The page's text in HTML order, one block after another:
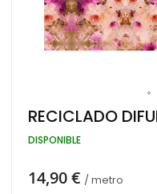
Saltar
al
comienzo
galería
RECICLADO
DISPONIBLE
14,90 € / metro